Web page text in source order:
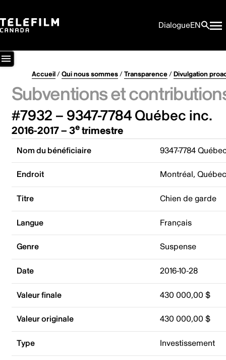
DialogueEN
Accueil/Qui nous sommes/Transparence/Divulgation
Subventions et
#7932 – 9347-7784 Québec inc.
2016-2017 – 3etrimestre
Nom du bénéficiaire 9347-7784
Endroit Montréal,
Titre Chien de garde
Langue Français
Genre Suspense
Date 2016-10-28
Valeur finale 430 000,00 $
Valeur originale 430 000,00 $
Type Investissement